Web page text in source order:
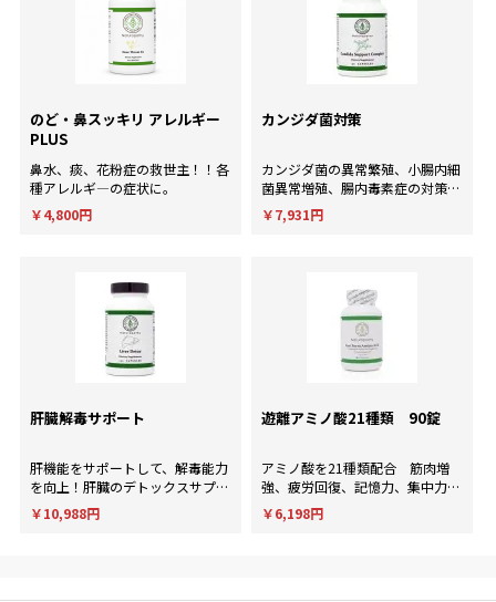
のど・鼻スッキリ アレルギー
PLUS
鼻水、痰、花粉症の救世主！！各
種アレルギ―の症状に。
￥4,800円
カンジダ菌対策
カンジダ菌の異常繁殖、小腸内細
菌異常増殖、腸内毒素症の対策
に！
￥7,931円
肝臓解毒サポート
肝機能をサポートして、解毒能力
を向上！肝臓のデトックスサプリ
メント。
￥10,988円
遊離アミノ酸21種類 90錠
アミノ酸を21種類配合 筋肉増
強、疲労回復、記憶力、集中力、
判断力など様々な用途に使用され
ます。
￥6,198円